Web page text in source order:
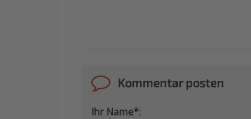
Kommentar posten
Ihr Name*: